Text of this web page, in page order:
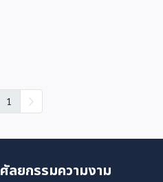
1
ศัลยกรรมความงาม